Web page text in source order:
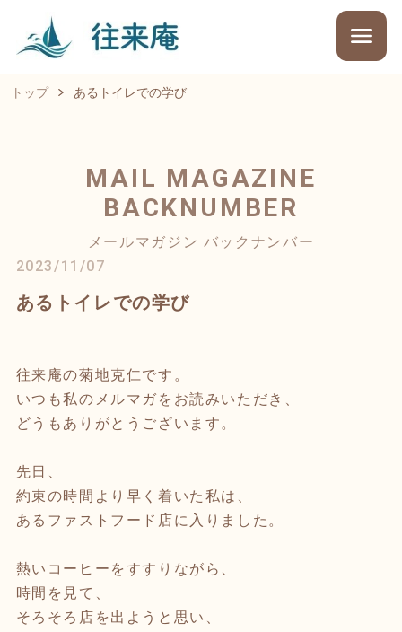
トップ あるトイレでの学び
MAIL MAGAZINE
BACKNUMBER
メールマガジン バックナンバー
2023/11/07
あるトイレでの学び
往来庵の菊地克仁です。
いつも私のメルマガをお読みいただき、
どうもありがとうございます。
先日、
約束の時間より早く着いた私は、
あるファストフード店に入りました。
熱いコーヒーをすすりながら、
時間を見て、
そろそろ店を出ようと思い、